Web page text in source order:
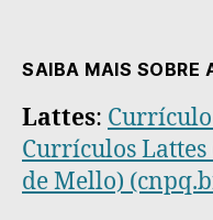
SAIBA MAIS SOBRE
Lattes: Currículo
Currículos
de Mello)